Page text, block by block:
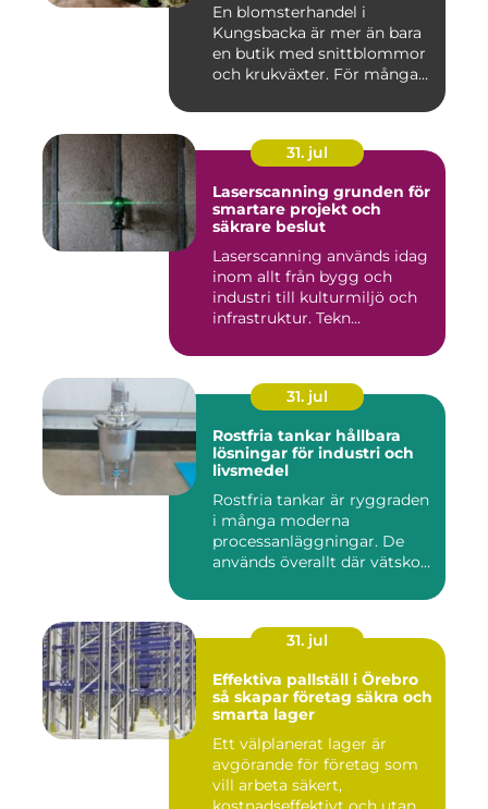
En blomsterhandel i
Kungsbacka är mer än bara
en butik med snittblommor
och krukväxter. För många
31. jul
Laserscanning grunden för
smartare projekt och
säkrare beslut
Laserscanning används idag
inom allt från bygg och
industri till kulturmiljö och
infrastruktur. Tekn...
31. jul
Rostfria tankar hållbara
lösningar för industri och
livsmedel
Rostfria tankar är ryggraden
i många moderna
processanläggningar. De
används överallt där vätskor,
31. jul
Effektiva pallställ i Örebro
så skapar företag säkra och
smarta lager
Ett välplanerat lager är
avgörande för företag som
vill arbeta säkert,